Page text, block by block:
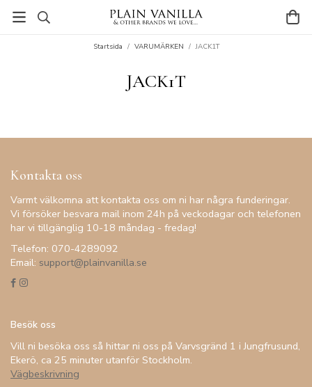
Startsida / VARUMÄRKEN / JACK1T
JACK1T
Kontakta oss
Varmt välkomna att kontakta oss om ni har några funderingar.
Vi försöker besvara mail inom 24h på veckodagar och telefonen
har vi tillgänglig 10-18 måndag - fredag!
Telefon: 070-4289092
Email: support@plainvanilla.se
Besök oss
Vill ni besöka oss så hittar ni oss på Varvsgränd 1 i Jungfrusund,
Ekerö, ca 25 minuter utanför Stockholm.
Vägbeskrivning